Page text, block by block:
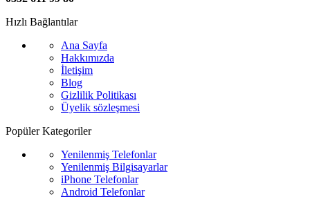
Hızlı Bağlantılar
Ana Sayfa
Hakkımızda
İletişim
Blog
Gizlilik Politikası
Üyelik sözleşmesi
Popüler Kategoriler
Yenilenmiş Telefonlar
Yenilenmiş Bilgisayarlar
iPhone Telefonlar
Android Telefonlar